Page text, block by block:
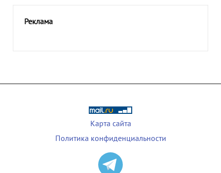
Реклама
Карта сайта
Политика конфиденциальности